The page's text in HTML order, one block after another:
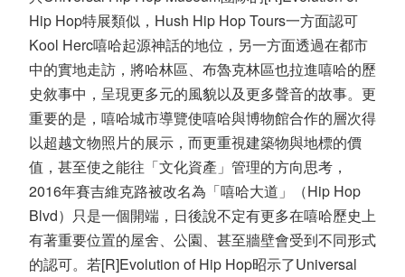
Hip Hop特展類似，Hush Hip Hop Tours一方面認可
Kool Herc嘻哈起源神話的地位，另一方面透過在都市
中的實地走訪，將哈林區、布魯克林區也拉進嘻哈的歷
史敘事中，呈現更多元的風貌以及更多聲音的故事。更
重要的是，嘻哈城市導覽使嘻哈與博物館合作的層次得
以超越文物照片的展示，而更重視建築物與地標的價
值，甚至使之能往「文化資產」管理的方向思考，
2016年賽吉維克路被改名為「嘻哈大道」（Hip Hop
Blvd）只是一個開端，日後說不定有更多在嘻哈歷史上
有著重要位置的屋舍、公園、甚至牆壁會受到不同形式
的認可。若[R]Evolution of Hip Hop昭示了Universal